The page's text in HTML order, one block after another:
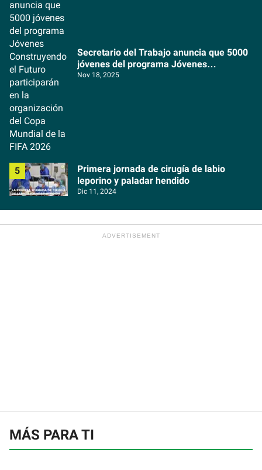
Secretario del Trabajo anuncia que 5000
jóvenes del programa Jóvenes
Construyendo el Futuro participarán en la
Nov 18, 2025
Primera jornada de cirugía de labio
leporino y paladar hendido
Dic 11, 2024
MÁS PARA TI